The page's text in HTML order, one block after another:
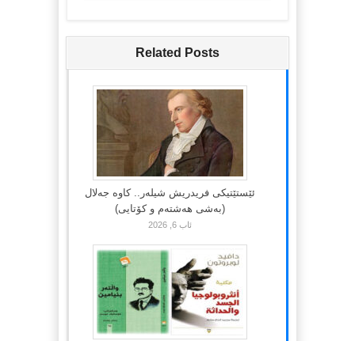
Related Posts
ئێستێتیکی فریدریش شیلەر.. کاوە جەلال
(بەشی هەشتەم و کۆتایی)
ئاب 6, 2026